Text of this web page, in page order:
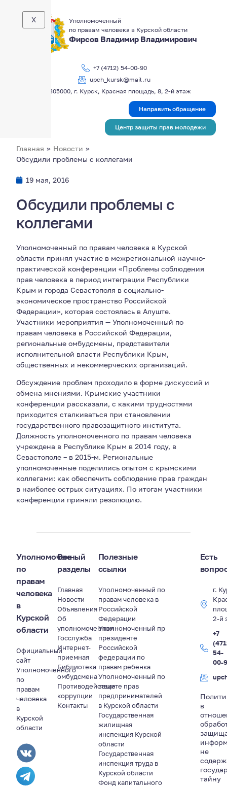
Уполномоченный
по правам человека в Курской области
Фирсов Владимир Владимирович
+7 (4712) 54-00-90
upch_kursk@mail.ru
305000, г. Курск, Красная площадь, 8, 2-й этаж
X
Направить обращение
Центр защиты прав молодежи
Главная » Новости »
Обсудили проблемы с коллегами
19 мая, 2016
Обсудили проблемы с
коллегами
Уполномоченный по правам человека в Курской
области принял участие в межрегиональной научно-
практической конференции «Проблемы соблюдения
прав человека в период интеграции Республики
Крым и города Севастополя в социально-
экономическое пространство Российской
Федерации», которая состоялась в Алуште.
Участники мероприятия — Уполномоченный по
правам человека в Российской Федерации,
региональные омбудсмены, представители
исполнительной власти Республики Крым,
общественных и некоммерческих организаций.
Обсуждение проблем проходило в форме дискуссий и
обмена мнениями. Крымские участники
конференции рассказали, с какими трудностями
приходится сталкиваться при становлении
государственного правозащитного института.
Должность уполномоченного по правам человека
учреждена в Республике Крым в 2014 году, в
Севастополе – в 2015-м. Региональные
уполномоченные поделились опытом с крымскими
коллегами: как обеспечить соблюдение прав граждан
в наиболее острых ситуациях. По итогам участники
конференции приняли резолюцию.
Уполномоченный
по
правам
человека
в
Курской
области
Официальный
сайт
Уполномоченного
по
правам
человека
в
Курской
области
Все
разделы
Главная
Новости
Объявления
Об
уполномоченном
Госслужба
Интернет-
приемная
Библиотека
омбудсмена
Противодействие
коррупции
Контакты
Полезные
ссылки
Уполномоченный по
правам человека в
Российской
Федерации
Уполномоченный пр
президенте
Российской
федерации по
правам ребенка
Уполномоченный по
защите прав
предпринимателей
в Курской области
Государственная
жилищная
инспекция Курской
области
Государственная
инспекция труда в
Курской области
Фонд капитального
Есть
г.
2-й
+7
54-
00-
в
не
тайну